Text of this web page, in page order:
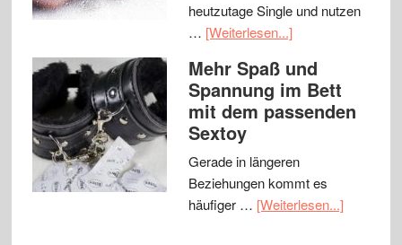
heutzutage Single und nutzen
… [Weiterlesen...]
Mehr Spaß und
Spannung im Bett
mit dem passenden
Sextoy
Gerade in längeren
Beziehungen kommt es
häufiger … [Weiterlesen...]